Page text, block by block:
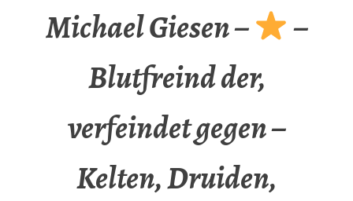
Michael Giesen –
–
Blutfreind der,
verfeindet gegen –
Kelten, Druiden,